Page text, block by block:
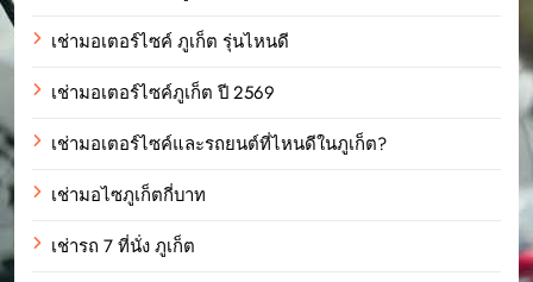
เช่ามอเตอร์ไซค์ ภูเก็ต รุ่นไหนดี
เช่ามอเตอร์ไซค์ภูเก็ต ปี 2569
เช่ามอเตอร์ไซค์และรถยนต์ที่ไหนดีในภูเก็ต?
เช่ามอไซภูเก็ตกี่บาท
เช่ารถ 7 ที่นั่ง ภูเก็ต